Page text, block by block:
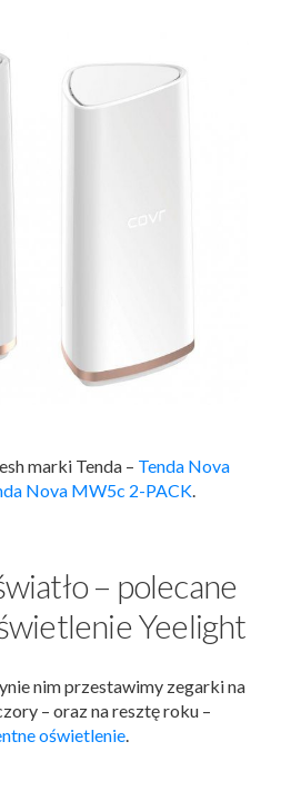
marki Tenda – Tenda Nova
Nova MW5c 2-PACK.
– polecane
Yeelight
nim przestawimy zegarki na
– oraz na resztę roku –
oświetlenie.